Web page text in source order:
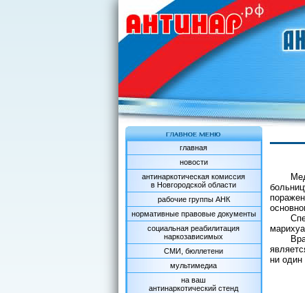
главная
новости
антинаркотическая комиссия
в Новгородской области
рабочие группы АНК
нормативные правовые документы
социальная реабилитация
наркозависимых
СМИ, бюллетени
мультимедиа
на ваш
антинаркотический стенд
ни один